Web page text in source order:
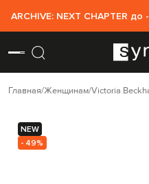
ARCHIVE: NEXT CHAPTER до
Главная Женщинам Victoria
NEW
- 49%